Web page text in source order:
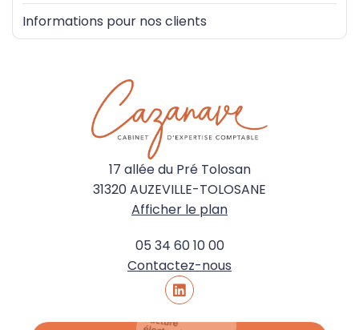
Informations pour nos clients
17 allée du Pré Tolosan
31320 AUZEVILLE-TOLOSANE
Afficher le plan
05 34 60 10 00
Contactez-nous